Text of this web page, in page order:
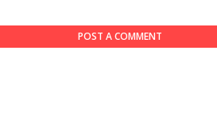
POST A COMMENT